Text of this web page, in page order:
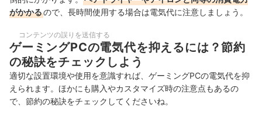
がかかるので、長時間使用する場合は電気代に注意しましょう。
コンテンツの誤りを送信する
ゲーミングPCの電気代を抑えるには？節約
の秘訣をチェックしよう
適切な設置環境や使用を意識すれば、ゲーミングPCの電気代を抑
えられます。ほかにも購入やカスタマイズ時の注意点もあるの
で、節約の秘訣をチェックしてくださいね。